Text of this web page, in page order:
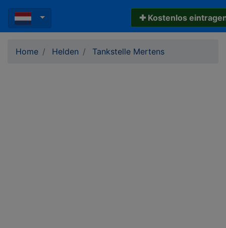
✚ Kostenlos
Home Helden Tankstelle Mertens